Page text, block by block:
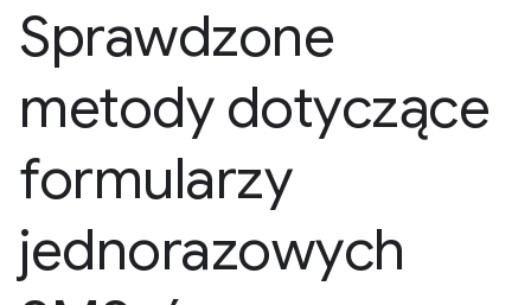
Sprawdzone
metody dotyczące
formularzy
jednorazowych